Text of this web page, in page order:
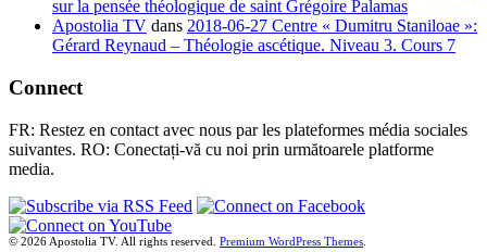
sur la pensée théologique de saint Grégoire Palamas
Apostolia TV dans 2018-06-27 Centre « Dumitru Staniloae »:
Gérard Reynaud – Théologie ascétique. Niveau 3. Cours 7
Connect
FR: Restez en contact avec nous par les plateformes média sociales
suivantes. RO: Conectați-vă cu noi prin următoarele platforme
media.
© 2026 Apostolia TV. All rights reserved. Premium WordPress Themes